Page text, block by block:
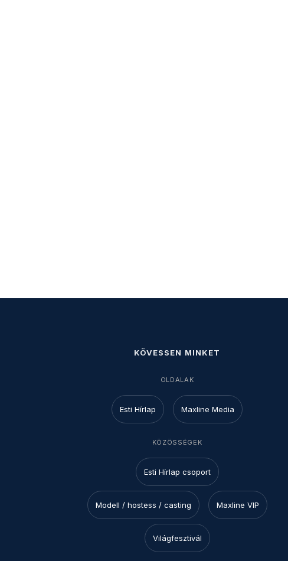
KÖVESSEN MINKET
OLDALAK
Esti Hírlap Maxline Media
KÖZÖSSÉGEK
Esti Hírlap csoport
Modell / hostess / casting Maxline VIP
Világfesztivál